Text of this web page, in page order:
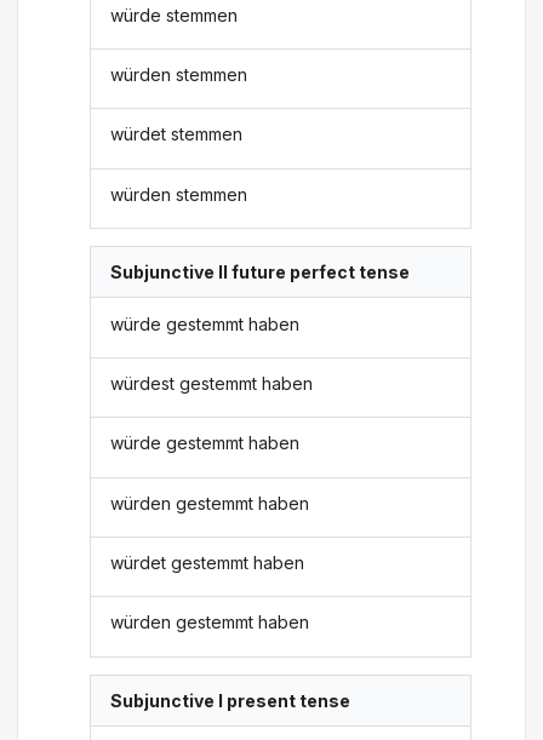
würde stemmen
würden stemmen
würdet stemmen
würden stemmen
Subjunctive II future perfect tense
würde gestemmt haben
würdest gestemmt haben
würde gestemmt haben
würden gestemmt haben
würdet gestemmt haben
würden gestemmt haben
Subjunctive I present tense